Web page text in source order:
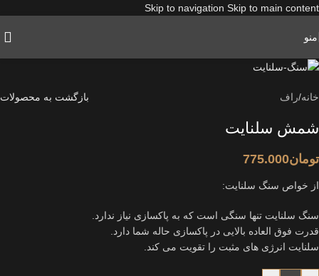
Skip to navigation Skip to main content
منو
خانه/راف بازگشت به محصولات
شمش سلنایت
تومان775.000
از خواص سنگ سلنایت:
سنگ سلنایت تنها سنگی است که به پاکسازی نیاز ندارد.
قدرت فوق العاده بالایی در پاکسازی حاله شما دارد.
سلنایت انرژی های مثبت را تقویت می کند.